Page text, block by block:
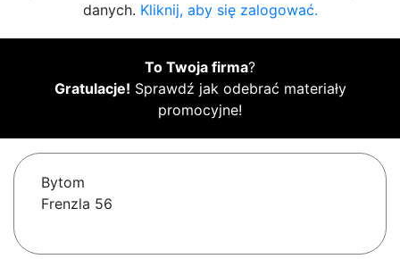
danych. Kliknij, aby się zalogować.
To Twoja firma?
Gratulacje! Sprawdź jak odebrać materiały
promocyjne!
Bytom
Frenzla 56